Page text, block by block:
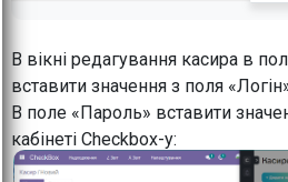
В вікні редагування касира в
вставити значення з поля
В поле «Пароль» вставити
кабінеті Checkbox-у: